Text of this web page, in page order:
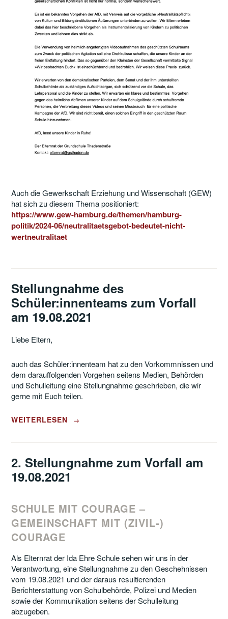
Auch die Gewerkschaft Erziehung und Wissenschaft (GEW)
hat sich zu diesem Thema positioniert:
https://www.gew-hamburg.de/themen/hamburg-
politik/2024-06/neutralitaetsgebot-bedeutet-nicht-
wertneutralitaet
Stellungnahme des
Schüler:innenteams zum Vorfall
am 19.08.2021
Liebe Eltern,
auch das Schüler:innenteam hat zu den Vorkommnissen und
dem darauffolgenden Vorgehen seitens Medien, Behörden
und Schulleitung eine Stellungnahme geschrieben, die wir
gerne mit Euch teilen.
„STELLUNGNAHME
VORFALL
AM
19.08.2021“
WEITERLESEN →
2. Stellungnahme zum Vorfall am
19.08.2021
SCHULE MIT COURAGE –
GEMEINSCHAFT MIT (ZIVIL-)
COURAGE
Als Elternrat der Ida Ehre Schule sehen wir uns in der
Verantwortung, eine Stellungnahme zu den Geschehnissen
vom 19.08.2021 und der daraus resultierenden
Berichterstattung von Schulbehörde, Polizei und Medien
sowie der Kommunikation seitens der Schulleitung
abzugeben.